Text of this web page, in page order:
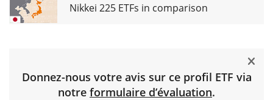
Nikkei 225 ETFs in comparison
Donnez-nous votre avis sur ce profil ETF via
notre formulaire d’évaluation.